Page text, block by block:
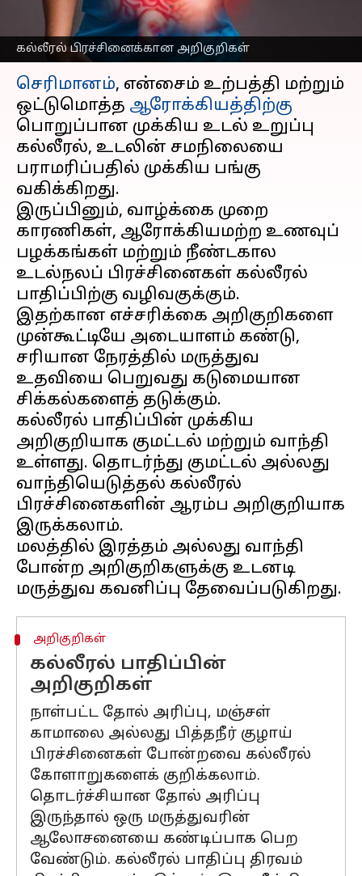
கல்லீரல் பிரச்சினைக்கான அறிகுறிகள்
எழுதியவர் Sekar Chinnappan Nov 23, 2024
செய்தி முன்னோட்டம்
செரிமானம், என்சைம் உற்பத்தி மற்றும்
ஒட்டுமொத்த ஆரோக்கியத்திற்கு
பொறுப்பான முக்கிய உடல் உறுப்பு
கல்லீரல், உடலின் சமநிலையை
பராமரிப்பதில் முக்கிய பங்கு
வகிக்கிறது.
இருப்பினும், வாழ்க்கை முறை
காரணிகள், ஆரோக்கியமற்ற உணவுப்
பழக்கங்கள் மற்றும் நீண்டகால
உடல்நலப் பிரச்சினைகள் கல்லீரல்
பாதிப்பிற்கு வழிவகுக்கும்.
இதற்கான எச்சரிக்கை அறிகுறிகளை
முன்கூட்டியே அடையாளம் கண்டு,
சரியான நேரத்தில் மருத்துவ
உதவியை பெறுவது கடுமையான
சிக்கல்களைத் தடுக்கும்.
கல்லீரல் பாதிப்பின் முக்கிய
அறிகுறியாக குமட்டல் மற்றும் வாந்தி
உள்ளது. தொடர்ந்து குமட்டல் அல்லது
வாந்தியெடுத்தல் கல்லீரல்
பிரச்சினைகளின் ஆரம்ப அறிகுறியாக
இருக்கலாம்.
மலத்தில் இரத்தம் அல்லது வாந்தி
போன்ற அறிகுறிகளுக்கு உடனடி
அறிகுறிகள்
கல்லீரல் பாதிப்பின்
அறிகுறிகள்
நாள்பட்ட தோல் அரிப்பு, மஞ்சள்
காமாலை அல்லது பித்தநீர் குழாய்
பிரச்சினைகள் போன்றவை கல்லீரல்
கோளாறுகளைக் குறிக்கலாம்.
தொடர்ச்சியான தோல் அரிப்பு
இருந்தால் ஒரு மருத்துவரின்
ஆலோசனையை கண்டிப்பாக பெற
வேண்டும். கல்லீரல் பாதிப்பு திரவம்